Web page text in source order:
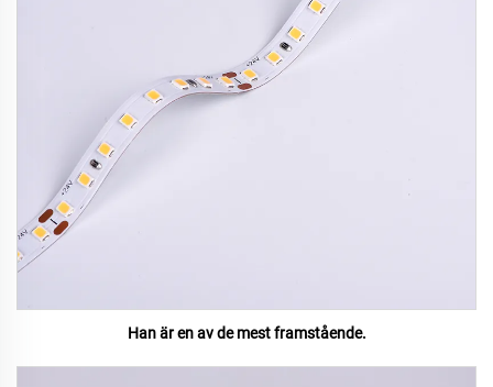
Han är en av de mest framstående.